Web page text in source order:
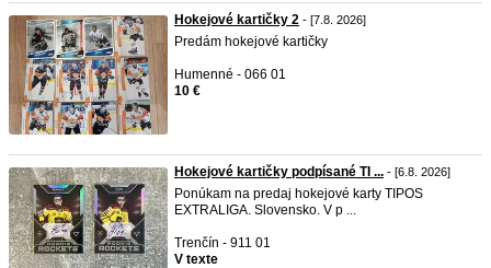
Hokejové kartičky 2 - [7.8. 2026]
Predám hokejové kartičky
Humenné - 066 01
10 €
Hokejové kartičky podpísané TI ... - [6.8. 2026]
Ponúkam na predaj hokejové karty TIPOS
EXTRALIGA. Slovensko. V p ...
Trenčín - 911 01
V texte